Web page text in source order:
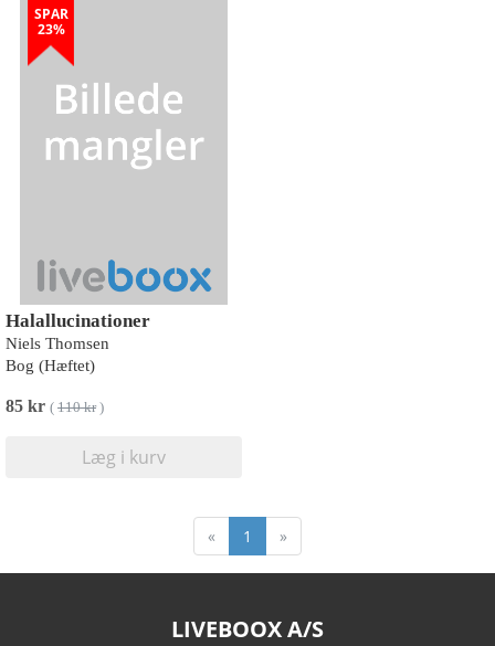
SPAR
23%
Halallucinationer
Niels Thomsen
Bog (Hæftet)
85 kr ( 110 kr)
Læg i kurv
« 1 »
LIVEBOOX A/S